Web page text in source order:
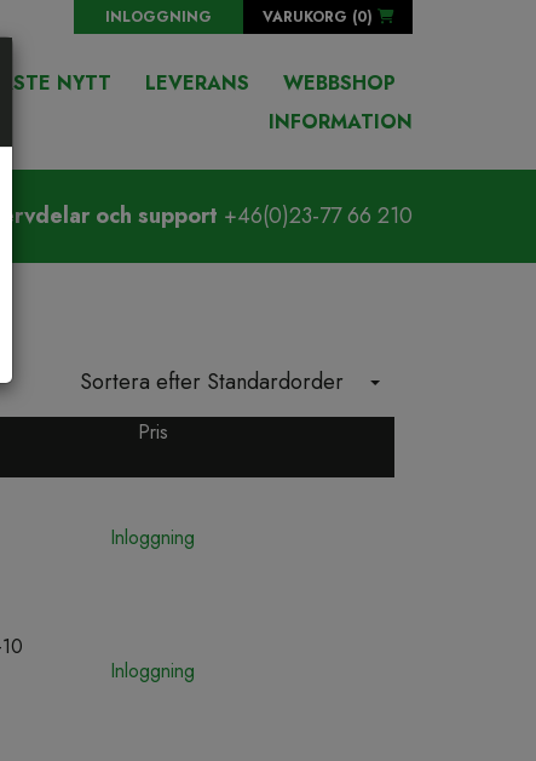
INLOGGNING VARUKORG (0)
NYTT LEVERANS
WEBBSHOP
INFORMATION
och support +46(0)23-77 66 210
Sortera efter Standardorder
Pris
Inloggning
Inloggning